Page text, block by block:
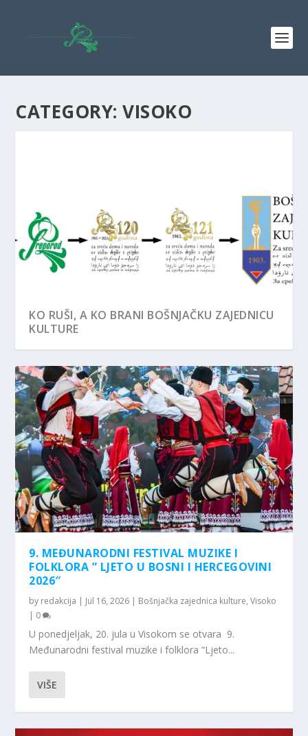
CATEGORY: VISOKO
KO RUŠI, A KO BRANI BOŠNJAČKU ZAJEDNICU
KULTURE
MEĐUNARODNI FESTIVAL MUZIKE I
FOLKLORA „LJETO U BO...
VELIKI ALIM I VELIKA DJELA
TAMNA STRANA SVJETLOSTI
KRALJEVAČKA DŽAMIJA I TABACI
ČESTITKA GOSPODINU MIRZI GANIĆU,
NOVOM GRADONAČELN...
9. MEĐUNARODNI FESTIVAL MUZIKE I
FOLKLORA ” LJETO U BOSNI I HERCEGOVINI
2026″
by redakcija | Jul 16, 2026 | Bošnjačka zajednica kulture,Visoko
| 0
U ponedjeljak, 20. jula u Visokom se otvara 9.
Međunarodni festival muzike i folklora “Ljeto...
VIŠE